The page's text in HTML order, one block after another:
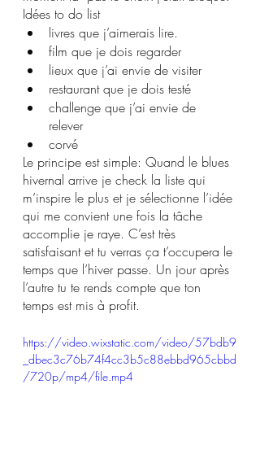
Idées to do list
livres que j’aimerais lire.
film que je dois regarder
lieux que j’ai envie de visiter
restaurant que je dois testé
challenge que j’ai envie de
relever
corvé
Le principe est simple: Quand le blues
hivernal arrive je check la liste qui
m’inspire le plus et je sélectionne l’idée
qui me convient une fois la tâche
accomplie je raye. C’est très
satisfaisant et tu verras ça t’occupera le
temps que l’hiver passe. Un jour après
l’autre tu te rends compte que ton
temps est mis à profit.
https://video.wixstatic.com/video/57bdb9
_dbec3c76b74f4cc3b5c88ebbd965cbbd
/720p/mp4/file.mp4